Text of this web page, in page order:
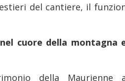
del cantiere, il
cuore della montagna
della Maurienne